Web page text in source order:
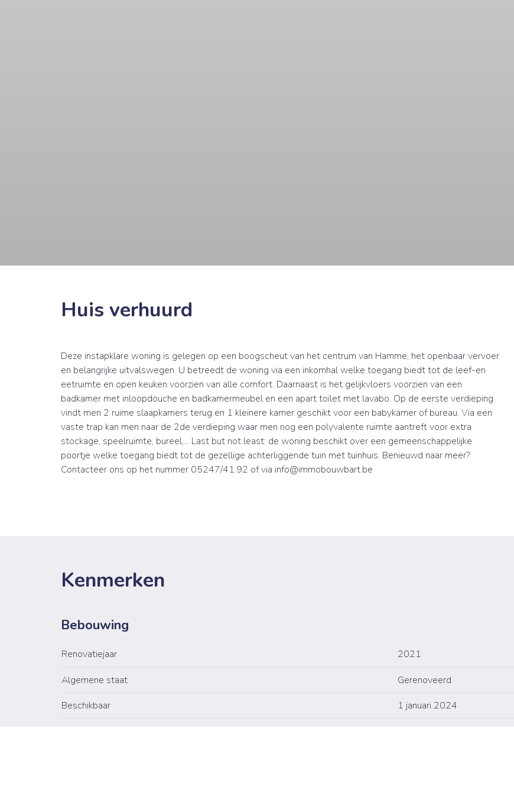
Huis verhuurd
Deze instapklare woning is gelegen op een boogscheut van het centrum van Hamme, het openbaar vervoer
en belangrijke uitvalswegen. U betreedt de woning via een inkomhal welke toegang biedt tot de leef-en
eetruimte en open keuken voorzien van alle comfort. Daarnaast is het gelijkvloers voorzien van een
badkamer met inloopdouche en badkamermeubel en een apart toilet met lavabo. Op de eerste verdieping
vindt men 2 ruime slaapkamers terug en 1 kleinere kamer geschikt voor een babykamer of bureau. Via een
vaste trap kan men naar de 2de verdieping waar men nog een polyvalente ruimte aantreft voor extra
stockage, speelruimte, bureel,... Last but not least: de woning beschikt over een gemeenschappelijke
poortje welke toegang biedt tot de gezellige achterliggende tuin met tuinhuis. Benieuwd naar meer?
Contacteer ons op het nummer 05247/41.92 of via info@immobouwbart.be
Kenmerken
Bebouwing
Renovatiejaar
2021
Algemene staat
Gerenoveerd
Beschikbaar
1 januari 2024